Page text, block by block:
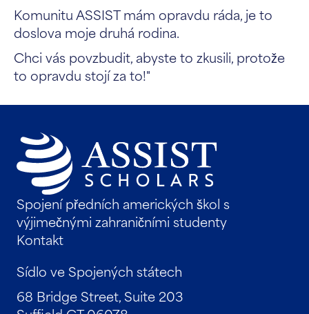
Komunitu ASSIST mám opravdu ráda, je to
doslova moje druhá rodina.
Chci vás povzbudit, abyste to zkusili, protože
to opravdu stojí za to!"
Spojení předních amerických škol s
výjimečnými zahraničními studenty
Kontakt
Sídlo ve Spojených státech
68 Bridge Street, Suite 203